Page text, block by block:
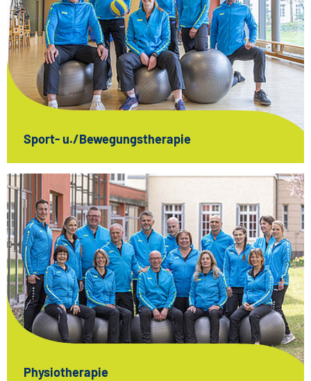
Sport- u./Bewegungstherapie
Physiotherapie